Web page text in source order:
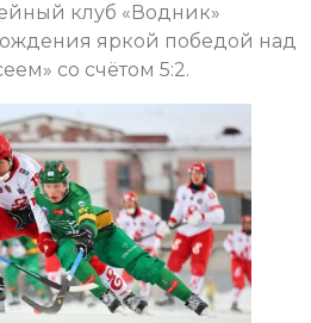
клуб «Водник»
яркой победой над
со счётом 5:2.